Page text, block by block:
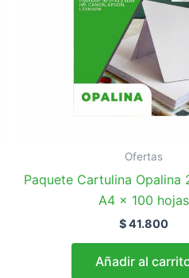
Ofertas
Paquete Cartulina Opalina
A4 x 100 hojas
$41.800
Añadir al